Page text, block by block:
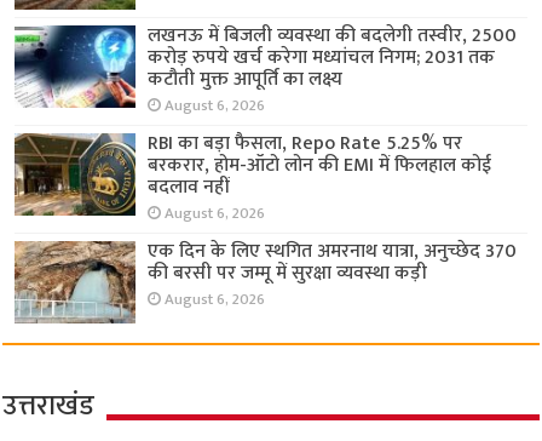
लखनऊ में बिजली व्यवस्था की बदलेगी तस्वीर, 2500
करोड़ रुपये खर्च करेगा मध्यांचल निगम; 2031 तक
कटौती मुक्त आपूर्ति का लक्ष्य
August 6, 2026
RBI का बड़ा फैसला, Repo Rate 5.25% पर
बरकरार, होम-ऑटो लोन की EMI में फिलहाल कोई
बदलाव नहीं
August 6, 2026
एक दिन के लिए स्थगित अमरनाथ यात्रा, अनुच्छेद 370
की बरसी पर जम्मू में सुरक्षा व्यवस्था कड़ी
August 6, 2026
उत्तराखंड